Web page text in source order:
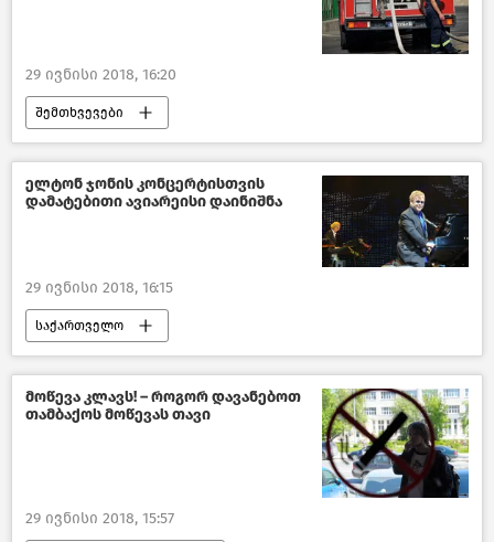
29 ივნისი 2018, 16:20
შემთხვევები
შემთხვევები საქართველოში –2018
საქართველო
ელტონ ჯონის კონცერტისთვის
დამატებითი ავიარეისი დაინიშნა
29 ივნისი 2018, 16:15
საქართველო
კულტურა საქართველოში
მოწევა კლავს! – როგორ დავანებოთ
თამბაქოს მოწევას თავი
29 ივნისი 2018, 15:57